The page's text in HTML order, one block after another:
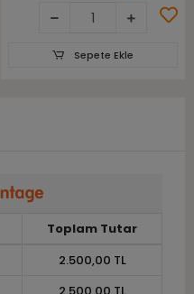
Sepete Ekle
Toplam Tutar
2.500,00 TL
2.500,00 TL